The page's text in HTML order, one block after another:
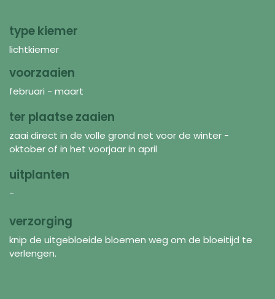
type kiemer
lichtkiemer
voorzaaien
februari - maart
ter plaatse zaaien
zaai direct in de volle grond net voor de winter -
oktober of in het voorjaar in april
uitplanten
-
verzorging
knip de uitgebloeide bloemen weg om de bloeitijd te
verlengen.